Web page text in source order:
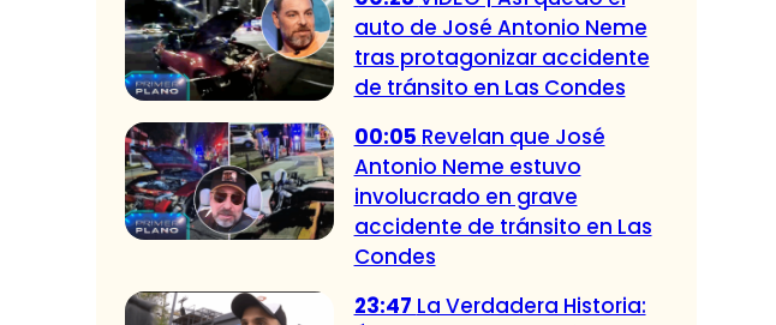
auto de José Antonio Neme
tras protagonizar accidente
de tránsito en Las Condes
00:05 Revelan que José
Antonio Neme estuvo
involucrado en grave
accidente de tránsito en Las
Condes
23:47 La Verdadera Historia: